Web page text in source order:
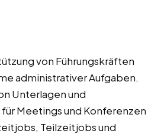
von Führungskräften
administrativer Aufgaben.
Unterlagen und
Meetings und Konferenzen
Teilzeitjobs und